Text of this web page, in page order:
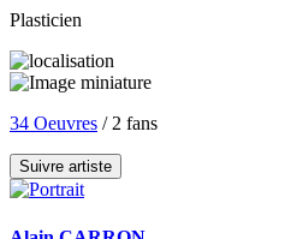
Plasticien
34 Oeuvres / 2 fans
Suivre artiste